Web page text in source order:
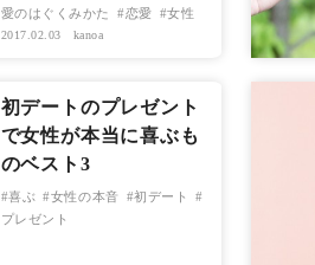
愛のはぐくみかた
恋愛 女性
2017.02.03 kanoa
初デートのプレゼント
で女性が本当に喜ぶも
のベスト3
喜ぶ 女性の本音
初デート
プレゼント